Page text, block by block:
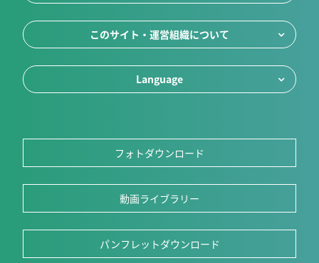
このサイト・運営組織について
Language
フォトダウンロード
動画ライブラリー
パンフレットダウンロード